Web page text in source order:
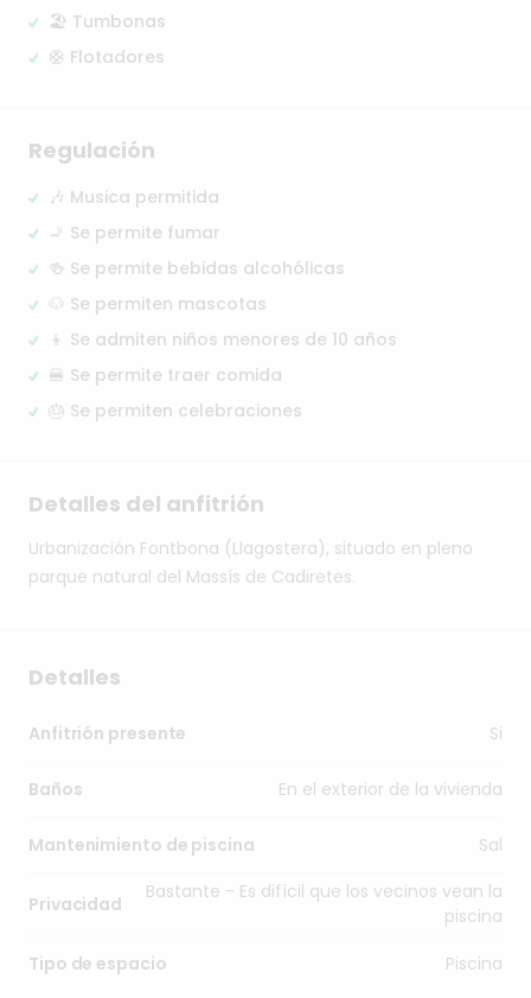
🏖️ Tumbonas
🛟 Flotadores
Regulación
🎶 Musica permitida
🚬 Se permite fumar
🍻 Se permite bebidas alcohólicas
🐶 Se permiten mascotas
👦 Se admiten niños menores de 10 años
🍔 Se permite traer comida
🎂 Se permiten celebraciones
Detalles del anfitrión
Urbanización Fontbona (Llagostera), situado en pleno
parque natural del Massís de Cadiretes.
Detalles
Anfitrión presente Si
Baños En el exterior de la vivienda
Mantenimiento de piscina Sal
Privacidad
Bastante - Es difícil que los vecinos vean la
piscina
Tipo de espacio
Piscina